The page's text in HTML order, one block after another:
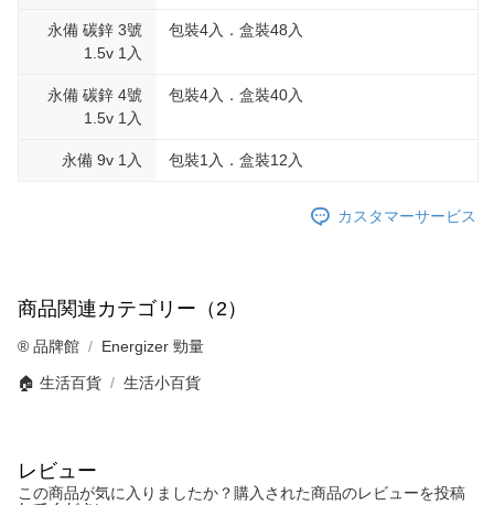
永備 碳鋅 3號
1.5v 1入
包裝4入．盒裝48入
永備 碳鋅 4號
1.5v 1入
包裝4入．盒裝40入
永備 9v 1入 包裝1入．盒裝12入
カスタマーサービス
商品関連カテゴリー（2）
®️ 品牌館 Energizer 勁量
🏠 生活百貨 生活小百貨
レビュー
この商品が気に入りましたか？購入された商品のレビューを投稿